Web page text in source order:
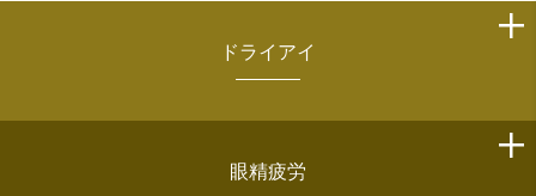
ドライアイ
眼精疲労